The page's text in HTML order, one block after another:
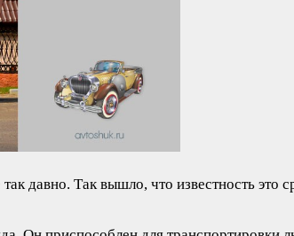
давно. Так вышло, что известность это